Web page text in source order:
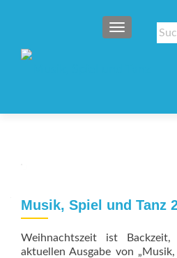
SCHALTE
Musik, Spiel und Tanz
Weihnachtszeit ist
aktuellen Ausgabe von